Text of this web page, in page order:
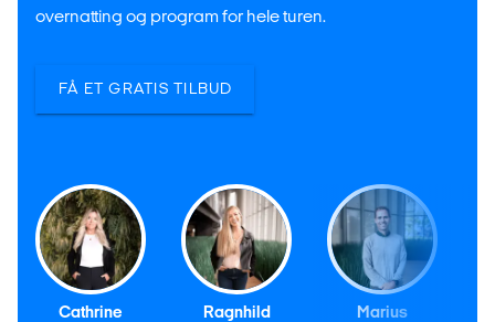
overnatting og program for hele turen.
FÅ ET GRATIS TILBUD
Cathrine Ragnhild Marius